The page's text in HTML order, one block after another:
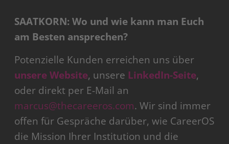
SAATKORN: Wo und wie kann man Euch
am Besten ansprechen?
Potenzielle Kunden erreichen uns über
unsere Website, unsere LinkedIn-Seite,
oder direkt per E-Mail an
marcus@thecareeros.com. Wir sind immer
offen für Gespräche darüber, wie CareerOS
die Mission Ihrer Institution und die